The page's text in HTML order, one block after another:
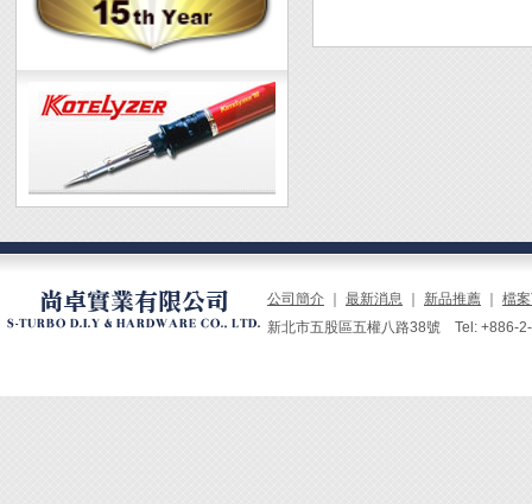
公司簡介 最新消息 新品推薦
檔
新北市五股區五權八路38號 Tel: